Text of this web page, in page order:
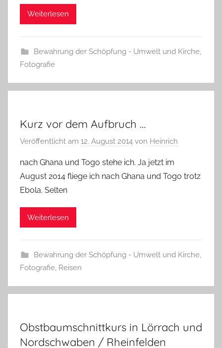
Weiterlesen
Bewahrung der Schöpfung - Umwelt und Kirche,
Fotografie
Kurz vor dem Aufbruch …
Veröffentlicht am 12. August 2014 von Heinrich
nach Ghana und Togo stehe ich. Ja jetzt im
August 2014 fliege ich nach Ghana und Togo trotz
Ebola. Selten
Weiterlesen
Bewahrung der Schöpfung - Umwelt und Kirche,
Fotografie, Reisen
Obstbaumschnittkurs in Lörrach und
Nordschwaben / Rheinfelden